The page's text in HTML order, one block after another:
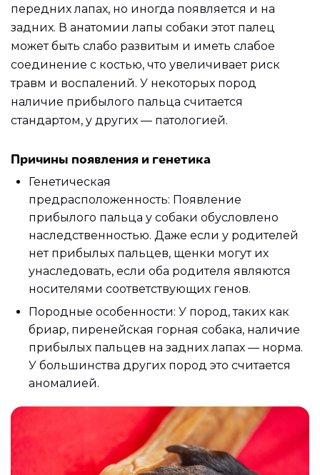
передних лапах, но иногда появляется и на
задних. В анатомии лапы собаки этот палец
может быть слабо развитым и иметь слабое
соединение с костью, что увеличивает риск
травм и воспалений. У некоторых пород
наличие прибылого пальца считается
стандартом, у других — патологией.
Причины появления и генетика
Генетическая
предрасположенность: Появление
прибылого пальца у собаки обусловлено
наследственностью. Даже если у родителей
нет прибылых пальцев, щенки могут их
унаследовать, если оба родителя являются
носителями соответствующих генов.
Породные особенности: У пород, таких как
бриар, пиренейская горная собака, наличие
прибылых пальцев на задних лапах — норма.
У большинства других пород это считается
аномалией.